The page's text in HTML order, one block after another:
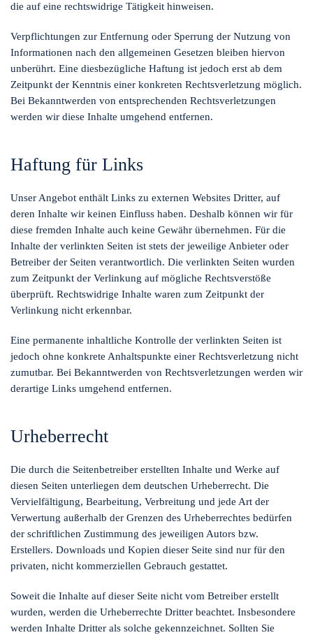
die auf eine rechtswidrige Tätigkeit hinweisen.
Verpflichtungen zur Entfernung oder Sperrung der Nutzung von
Informationen nach den allgemeinen Gesetzen bleiben hiervon
unberührt. Eine diesbezügliche Haftung ist jedoch erst ab dem
Zeitpunkt der Kenntnis einer konkreten Rechtsverletzung möglich.
Bei Bekanntwerden von entsprechenden Rechtsverletzungen
werden wir diese Inhalte umgehend entfernen.
Haftung für Links
Unser Angebot enthält Links zu externen Websites Dritter, auf
deren Inhalte wir keinen Einfluss haben. Deshalb können wir für
diese fremden Inhalte auch keine Gewähr übernehmen. Für die
Inhalte der verlinkten Seiten ist stets der jeweilige Anbieter oder
Betreiber der Seiten verantwortlich. Die verlinkten Seiten wurden
zum Zeitpunkt der Verlinkung auf mögliche Rechtsverstöße
überprüft. Rechtswidrige Inhalte waren zum Zeitpunkt der
Verlinkung nicht erkennbar.
Eine permanente inhaltliche Kontrolle der verlinkten Seiten ist
jedoch ohne konkrete Anhaltspunkte einer Rechtsverletzung nicht
zumutbar. Bei Bekanntwerden von Rechtsverletzungen werden wir
derartige Links umgehend entfernen.
Urheberrecht
Die durch die Seitenbetreiber erstellten Inhalte und Werke auf
diesen Seiten unterliegen dem deutschen Urheberrecht. Die
Vervielfältigung, Bearbeitung, Verbreitung und jede Art der
Verwertung außerhalb der Grenzen des Urheberrechtes bedürfen
der schriftlichen Zustimmung des jeweiligen Autors bzw.
Erstellers. Downloads und Kopien dieser Seite sind nur für den
privaten, nicht kommerziellen Gebrauch gestattet.
Soweit die Inhalte auf dieser Seite nicht vom Betreiber erstellt
wurden, werden die Urheberrechte Dritter beachtet. Insbesondere
werden Inhalte Dritter als solche gekennzeichnet. Sollten Sie